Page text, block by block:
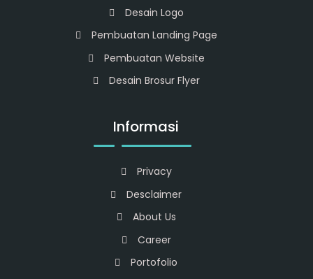
Desain Logo
Pembuatan Landing Page
Pembuatan Website
Desain Brosur Flyer
Informasi
Privacy
Desclaimer
About Us
Career
Portofolio